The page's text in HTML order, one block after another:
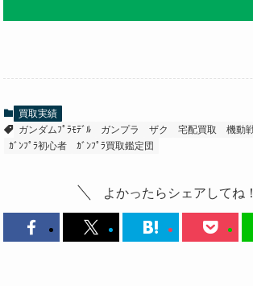
買取実績
ガンダムﾌﾟﾗﾓﾃﾞﾙ
ガンプラ ザク 宅配買取
機動
ｶﾞﾝﾌﾟﾗ初心者
ｶﾞﾝﾌﾟﾗ買取鑑定団
よかったらシェアしてね！